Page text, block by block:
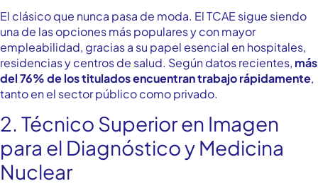
El clásico que nunca pasa de moda. El TCAE sigue siendo
una de las opciones más populares y con mayor
empleabilidad, gracias a su papel esencial en hospitales,
residencias y centros de salud. Según datos recientes, más
del 76% de los titulados encuentran trabajo rápidamente,
tanto en el sector público como privado.
2. Técnico Superior en Imagen
para el Diagnóstico y Medicina
Nuclear